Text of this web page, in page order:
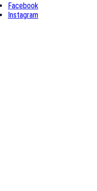
Facebook
Instagram